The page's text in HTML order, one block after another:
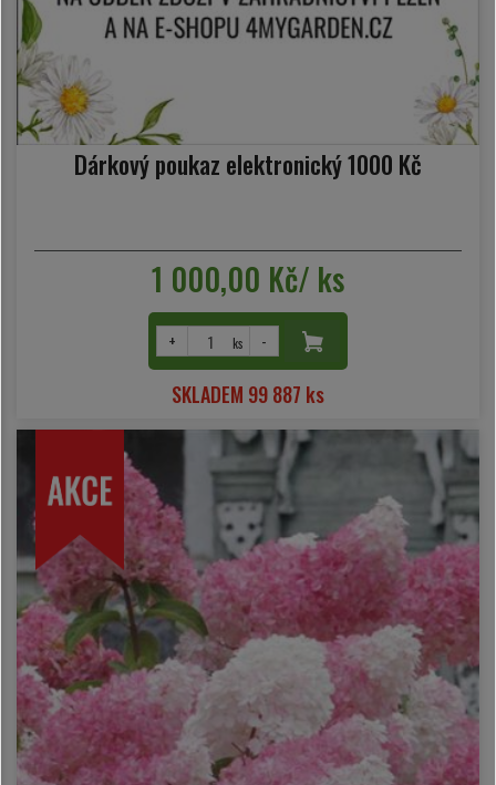
Dárkový poukaz elektronický 1000 Kč
1 000,00 Kč/ ks
+ ks -
SKLADEM 99 887 ks